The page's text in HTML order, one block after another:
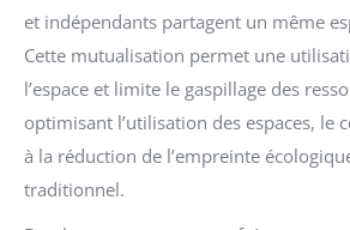
et indépendants partagent un même
Cette mutualisation permet une
l’espace et limite le gaspillage des
optimisant l’utilisation des espaces, le
à la réduction de l’empreinte
traditionnel.